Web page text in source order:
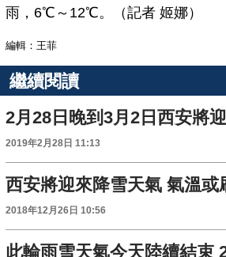
雨，6℃～12℃。（記者 姬娜）
編輯：王菲
繼續閱讀
2月28日晚到3月2日西安將
2019年2月28日 11:13
西安將迎來降雪天氣 氣溫或
2018年12月26日 10:56